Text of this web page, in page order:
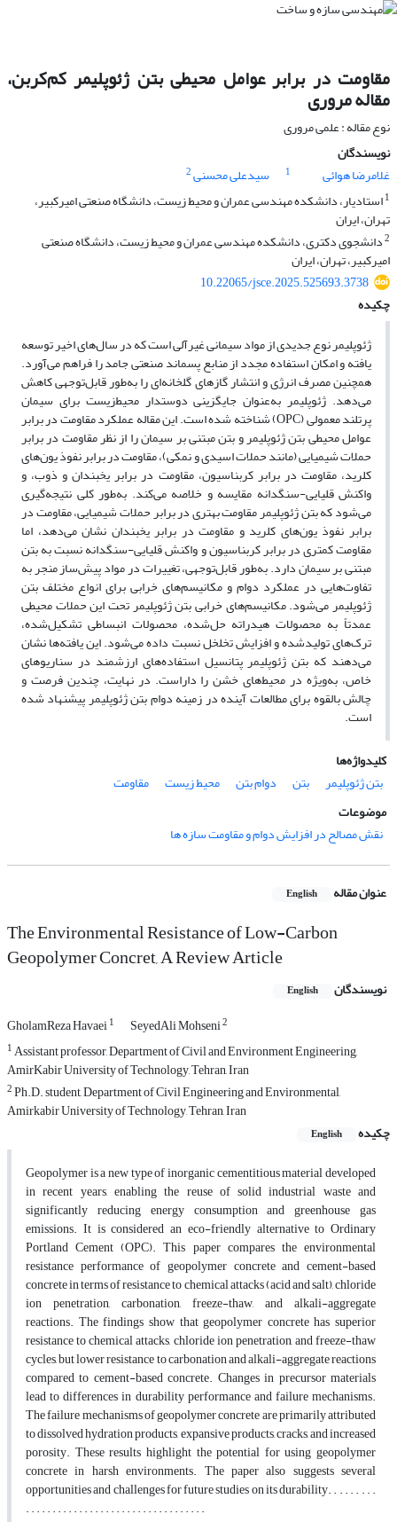
مقاومت در برابر عوامل محیطی بتن ژئوپلیمر کم‌کربن،
مقاله مروری
نوع مقاله : علمی مروری
نویسندگان
غلامرضا هوائی
1 سیدعلی محسنی2
1استادیار، دانشکده مهندسی عمران و محیط زیست، دانشگاه صنعتی امیرکبیر،
تهران، ایران
2دانشجوی دکتری، دانشکده مهندسی عمران و محیط زیست، دانشگاه صنعتی
امیرکبیر، تهران، ایران
10.22065/jsce.2025.525693.3738
چکیده
ژئوپلیمر نوع جدیدی از مواد سیمانی غیرآلی است که در سال‌های اخیر توسعه
یافته و امکان استفاده مجدد از منابع پسماند صنعتی جامد را فراهم می‌آورد.
همچنین مصرف انرژی و انتشار گازهای گلخانه‌ای را به‌طور قابل‌توجهی کاهش
می‌دهد. ژئوپلیمر به‌عنوان جایگزینی دوستدار محیط‌زیست برای سیمان
پرتلند معمولی (OPC) شناخته شده است. این مقاله عملکرد مقاومت در برابر
عوامل محیطی بتن ژئوپلیمر و بتن مبتنی بر سیمان را از نظر مقاومت در برابر
حملات شیمیایی (مانند حملات اسیدی و نمکی)، مقاومت در برابر نفوذ یون‌های
کلرید، مقاومت در برابر کربناسیون، مقاومت در برابر یخبندان و ذوب، و
واکنش قلیایی-سنگدانه مقایسه و خلاصه می‌کند. به‌طور کلی نتیجه‌گیری
می‌شود که بتن ژئوپلیمر مقاومت بهتری در برابر حملات شیمیایی، مقاومت در
برابر نفوذ یون‌های کلرید و مقاومت در برابر یخبندان نشان می‌دهد، اما
مقاومت کمتری در برابر کربناسیون و واکنش قلیایی-سنگدانه نسبت به بتن
مبتنی بر سیمان دارد. به‌طور قابل‌توجهی، تغییرات در مواد پیش‌ساز منجر به
تفاوت‌هایی در عملکرد دوام و مکانیسم‌های خرابی برای انواع مختلف بتن
ژئوپلیمر می‌شود. مکانیسم‌های خرابی بتن ژئوپلیمر تحت این حملات محیطی
عمدتاً به محصولات هیدراته حل‌شده، محصولات انبساطی تشکیل‌شده،
ترک‌های تولیدشده و افزایش تخلخل نسبت داده می‌شود. این یافته‌ها نشان
می‌دهند که بتن ژئوپلیمر پتانسیل استفاده‌های ارزشمند در سناریوهای
خاص، به‌ویژه در محیط‌های خشن را داراست. در نهایت، چندین فرصت و
چالش بالقوه برای مطالعات آینده در زمینه دوام بتن ژئوپلیمر پیشنهاد شده
است.
کلیدواژه‌ها
بتن ژئوپلیمر
بتن دوام بتن محیط زیست
مقاومت
موضوعات
نقش مصالح در افزایش دوام و مقاومت سازه ها
عنوان مقاله English
The Environmental Resistance of Low-Carbon
Geopolymer Concret, A Review Article
نویسندگان English
GholamReza Havaei1 SeyedAli Mohseni2
1Assistant professor, Department of Civil and Environment Engineering,
AmirKabir University of Technology, Tehran, Iran
2Ph.D. student, Department of Civil Engineering and Environmental,
Amirkabir University of Technology, Tehran, Iran
چکیده
English
Geopolymer is a new type of inorganic cementitious material developed
in recent years, enabling the reuse of solid industrial waste and
significantly reducing energy consumption and greenhouse gas
emissions. It is considered an eco-friendly alternative to Ordinary
Portland Cement (OPC). This paper compares the environmental
resistance performance of geopolymer concrete and cement-based
concrete in terms of resistance to chemical attacks (acid and salt), chloride
ion penetration, carbonation, freeze-thaw, and alkali-aggregate
reactions. The findings show that geopolymer concrete has superior
resistance to chemical attacks, chloride ion penetration, and freeze-thaw
cycles, but lower resistance to carbonation and alkali-aggregate reactions
compared to cement-based concrete. Changes in precursor materials
lead to differences in durability performance and failure mechanisms.
The failure mechanisms of geopolymer concrete are primarily attributed
to dissolved hydration products, expansive products, cracks, and increased
porosity. These results highlight the potential for using geopolymer
concrete in harsh environments. The paper also suggests several
opportunities and challenges for future studies on its durability. . . . . . . . .
. . . . . . . . . . . . . . . . . . . . . . . . . . . . . . . . . .